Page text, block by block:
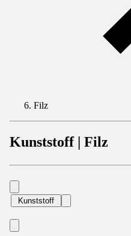
Filz
Kunststoff | Filz
Kunststoff